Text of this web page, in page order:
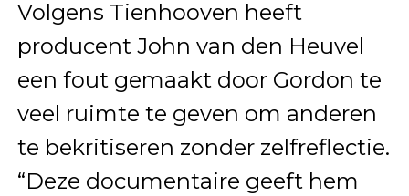
Volgens Tienhooven heeft
producent John van den Heuvel
een fout gemaakt door Gordon te
veel ruimte te geven om anderen
te bekritiseren zonder zelfreflectie.
“Deze documentaire geeft hem